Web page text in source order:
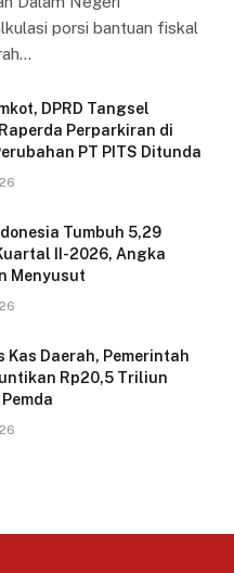
porsi bantuan fiskal
DPRD Tangsel
Perparkiran di
PT PITS Ditunda
Tumbuh 5,29
II-2026, Angka
Menyusut
Kas Daerah, Pemerintah
Rp20,5 Triliun